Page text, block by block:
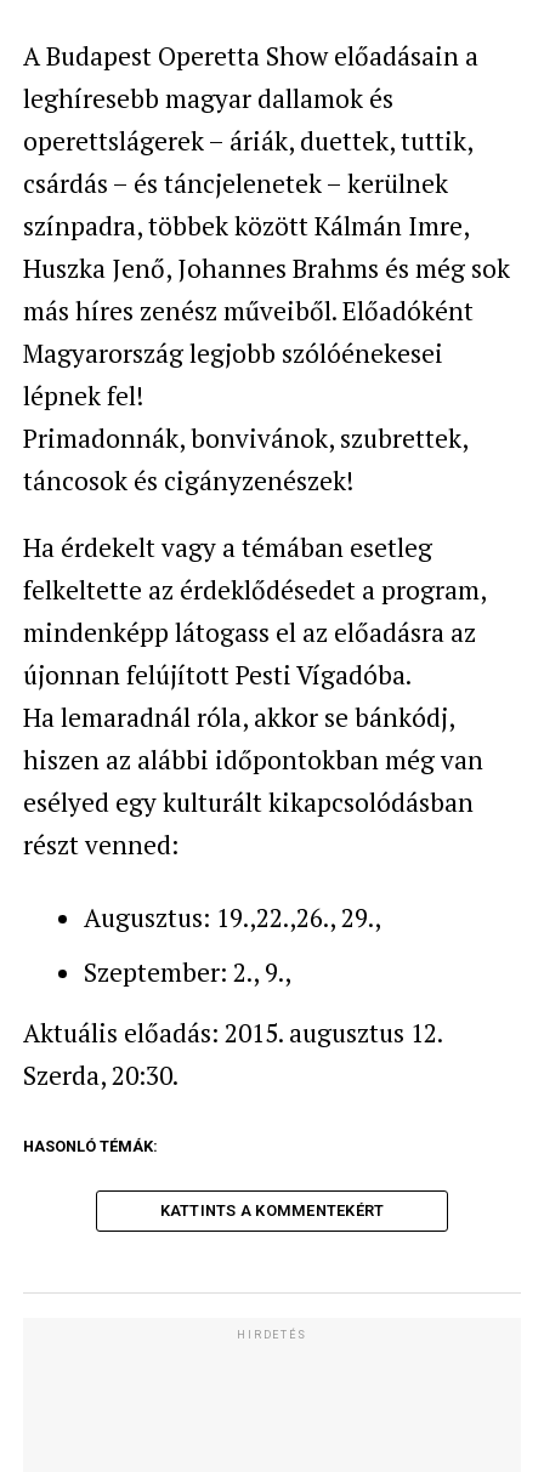
A Budapest Operetta Show előadásain a
leghíresebb magyar dallamok és
operettslágerek – áriák, duettek, tuttik,
csárdás – és táncjelenetek – kerülnek
színpadra, többek között Kálmán Imre,
Huszka Jenő, Johannes Brahms és még sok
más híres zenész műveiből. Előadóként
Magyarország legjobb szólóénekesei
lépnek fel!
Primadonnák, bonvivánok, szubrettek,
táncosok és cigányzenészek!
Ha érdekelt vagy a témában esetleg
felkeltette az érdeklődésedet a program,
mindenképp látogass el az előadásra az
újonnan felújított Pesti Vígadóba.
Ha lemaradnál róla, akkor se bánkódj,
hiszen az alábbi időpontokban még van
esélyed egy kulturált kikapcsolódásban
részt venned:
Augusztus: 19.,22.,26., 29.,
Szeptember: 2., 9.,
Aktuális előadás: 2015. augusztus 12.
Szerda, 20:30.
HASONLÓ TÉMÁK:
KATTINTS A KOMMENTEKÉRT
HIRDETÉS